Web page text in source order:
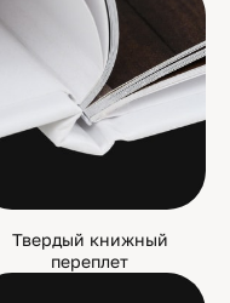
Твердый книжный
переплет